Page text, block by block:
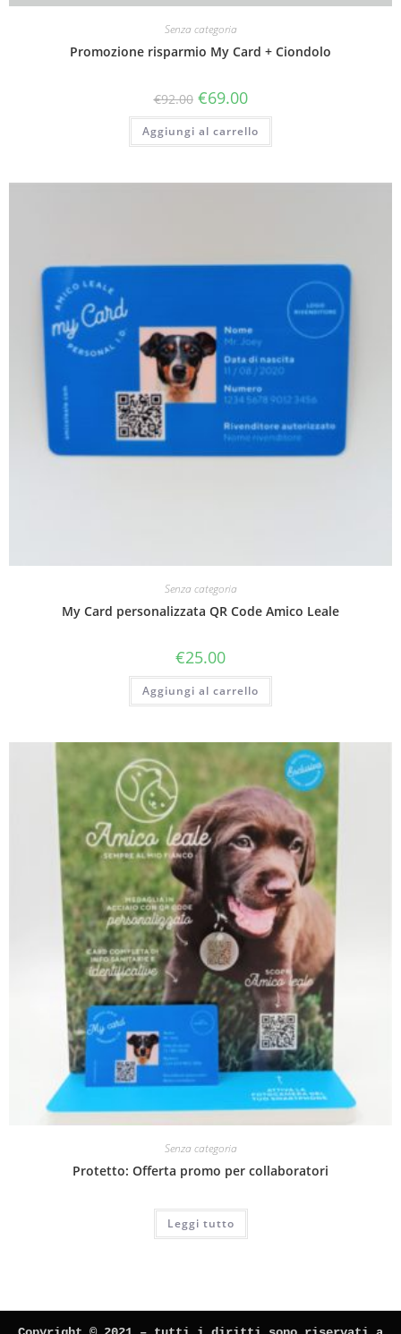
Senza categoria
Promozione risparmio My Card + Ciondolo
€92.00 €69.00
Aggiungi al carrello
Senza categoria
My Card personalizzata QR Code Amico Leale
€25.00
Aggiungi al carrello
Senza categoria
Protetto: Offerta promo per collaboratori
Leggi tutto